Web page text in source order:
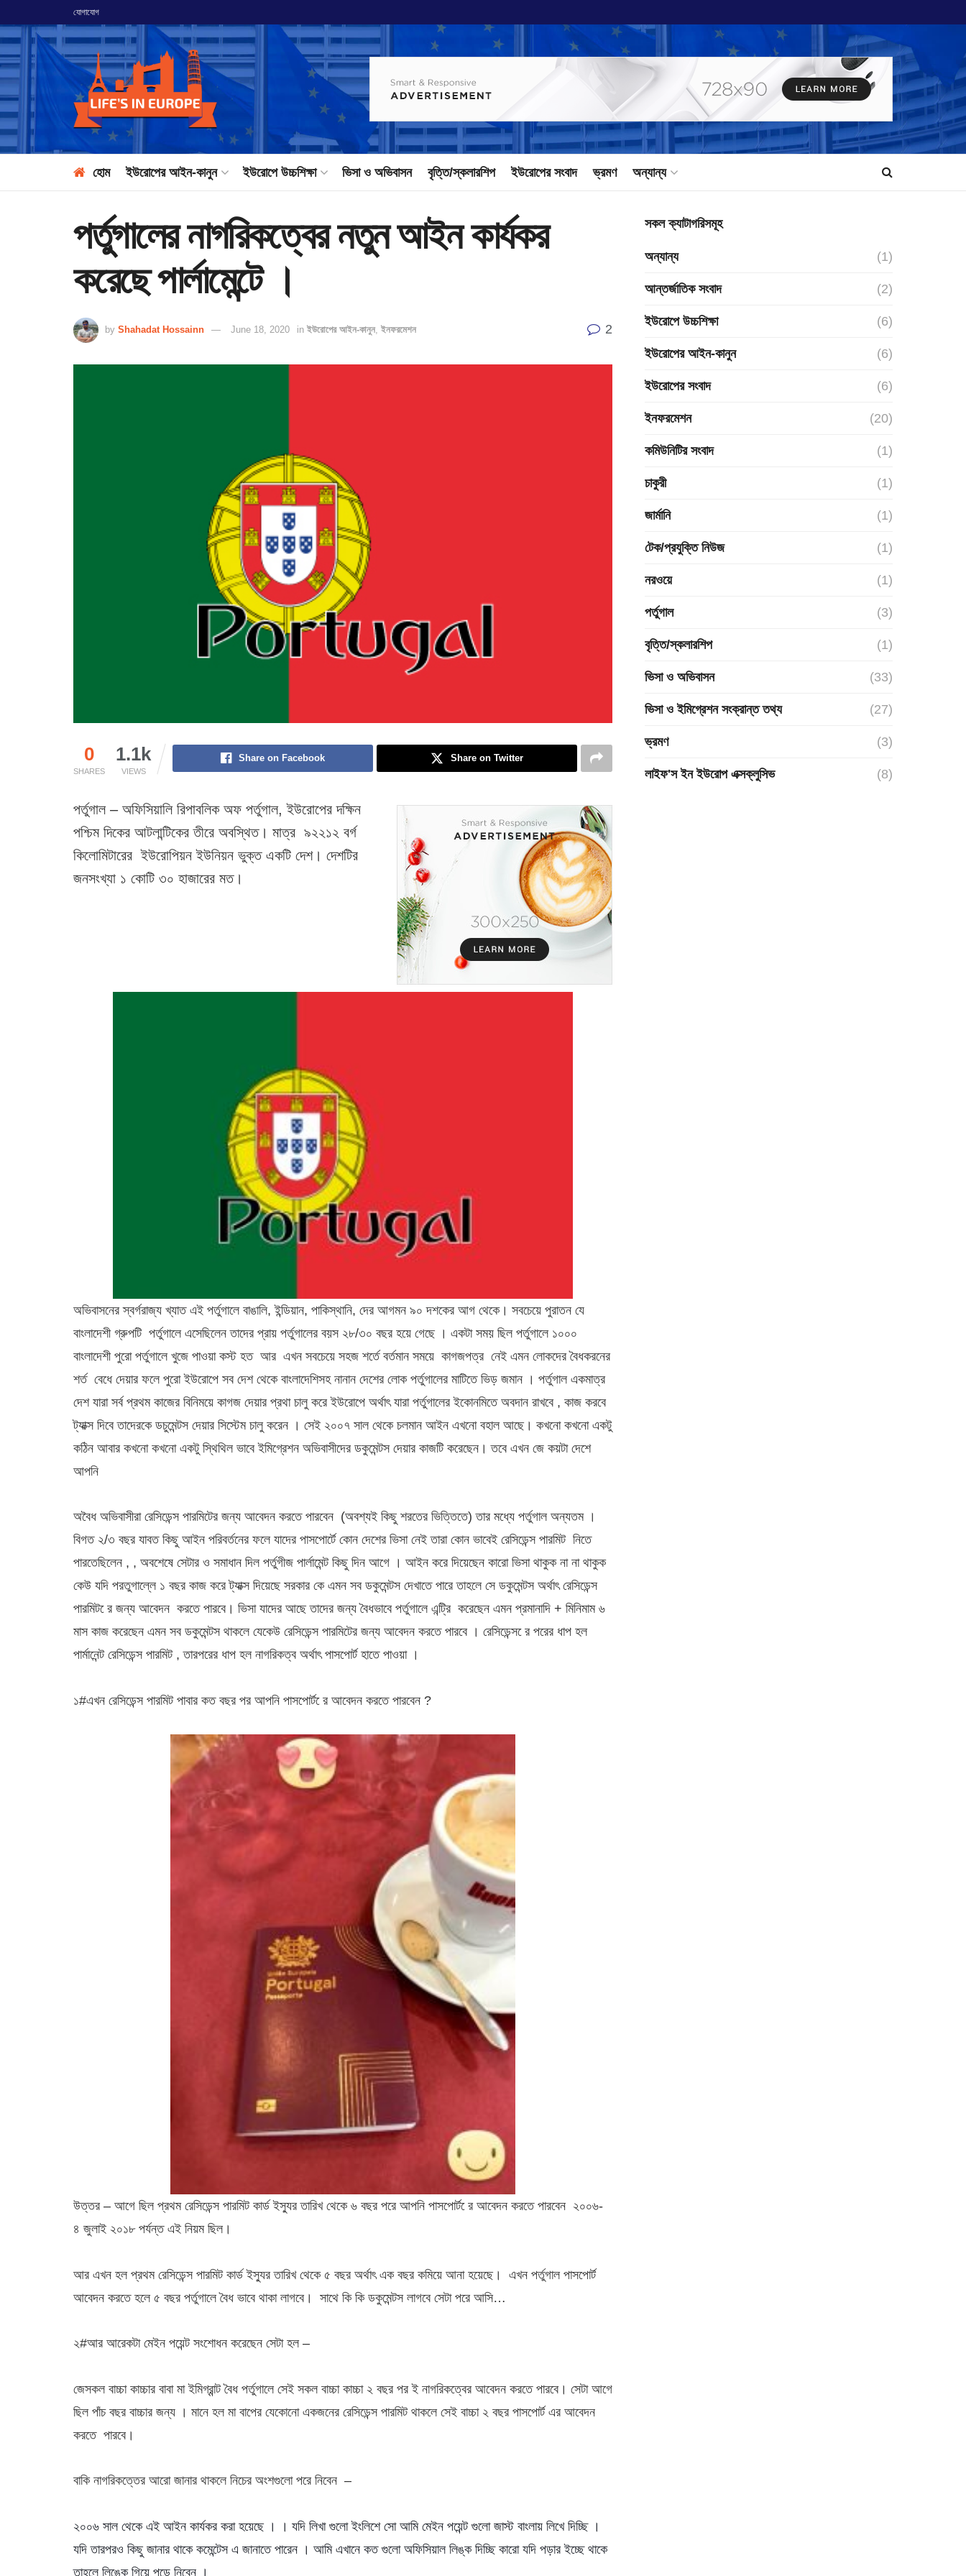
যোগাযোগ
হোম ইউরোপের আইন-কানুন ইউরোপে উচ্চশিক্ষা ভিসা ও অভিবাসন বৃত্তি/স্কলারশিপ ইউরোপের সংবাদ ভ্রমণ অন্যান্য
পর্তুগালের নাগরিকত্বের নতুন আইন কার্যকর
করেছে পার্লামেন্টে ।
by Shahadat Hossainn June 18, 2020 in ইউরোপের আইন-কানুন ইনফরমেশন 2
0
SHARES
1.1k
VIEWS
Share on Facebook Share on Twitter
পর্তুগাল – অফিসিয়ালি রিপাবলিক অফ পর্তুগাল, ইউরোপের দক্ষিন
পশ্চিম দিকের আটলান্টিকের তীরে অবস্থিত। মাত্র ৯২২১২ বর্গ
কিলোমিটারের ইউরোপিয়ন ইউনিয়ন ভুক্ত একটি দেশ। দেশটির
জনসংখ্যা ১ কোটি ৩০ হাজারের মত।
অভিবাসনের স্বর্গরাজ্য খ্যাত এই পর্তুগালে বাঙালি, ইন্ডিয়ান, পাকিস্থানি, দের আগমন ৯০ দশকের আগ থেকে। সবচেয়ে পুরাতন যে
বাংলাদেশী গ্রুপটি পর্তুগালে এসেছিলেন তাদের প্রায় পর্তুগালের বয়স ২৮/৩০ বছর হয়ে গেছে । একটা সময় ছিল পর্তুগালে ১০০০
বাংলাদেশী পুরো পর্তুগালে খুজে পাওয়া কস্ট হত আর এখন সবচেয়ে সহজ শর্তে বর্তমান সময়ে কাগজপত্র নেই এমন লোকদের বৈধকরনের
শর্ত বেধে দেয়ার ফলে পুরো ইউরোপে সব দেশ থেকে বাংলাদেশিসহ নানান দেশের লোক পর্তুগালের মাটিতে ভিড় জমান । পর্তুগাল একমাত্র
দেশ যারা সর্ব প্রথম কাজের বিনিময়ে কাগজ দেয়ার প্রথা চালু করে ইউরোপে অর্থাৎ যারা পর্তুগালের ইকোনমিতে অবদান রাখবে , কাজ করবে
ট্যাক্স দিবে তাদেরকে ডচুমেন্টস দেয়ার সিস্টেম চালু করেন । সেই ২০০৭ সাল থেকে চলমান আইন এখনো বহাল আছে। কখনো কখনো একটু
কঠিন আবার কখনো কখনো একটু স্থিথিল ভাবে ইমিগ্রেশন অভিবাসীদের ডকুমেন্টস দেয়ার কাজটি করেছেন। তবে এখন জে কয়টা দেশে
আপনি
অবৈধ অভিবাসীরা রেসিডেন্স পারমিটের জন্য আবেদন করতে পারবেন (অবশ্যই কিছু শরতের ভিত্তিতে) তার মধ্যে পর্তুগাল অন্যতম ।
বিগত ২/৩ বছর যাবত কিছু আইন পরিবর্তনের ফলে যাদের পাসপোর্টে কোন দেশের ভিসা নেই তারা কোন ভাবেই রেসিডেন্স পারমিট নিতে
পারতেছিলেন , , অবশেষে সেটার ও সমাধান দিল পর্তুগীজ পার্লামেন্ট কিছু দিন আগে । আইন করে দিয়েছেন কারো ভিসা থাকুক না না থাকুক
কেউ যদি পরতুগাল্লে ১ বছর কাজ করে ট্যাক্স দিয়েছে সরকার কে এমন সব ডকুমেন্টস দেখাতে পারে তাহলে সে ডকুমেন্টস অর্থাৎ রেসিডেন্স
পারমিট ের জন্য আবেদন করতে পারবে। ভিসা যাদের আছে তাদের জন্য বৈধভাবে পর্তুগালে এন্ট্রি করেছেন এমন প্রমানাদি + মিনিমাম ৬
মাস কাজ করেছেন এমন সব ডকুমেন্টস থাকলে যেকেউ রেসিডেন্স পারমিটের জন্য আবেদন করতে পারবে । রেসিডেন্স ের পরের ধাপ হল
পার্মানেন্ট রেসিডেন্স পারমিট , তারপরের ধাপ হল নাগরিকত্ব অর্থাৎ পাসপোর্ট হাতে পাওয়া ।
১#এখন রেসিডেন্স পারমিট পাবার কত বছর পর আপনি পাসপোর্ট ের আবেদন করতে পারবেন ?
উত্তর – আগে ছিল প্রথম রেসিডেন্স পারমিট কার্ড ইস্যুর তারিখ থেকে ৬ বছর পরে আপনি পাসপোর্ট ের আবেদন করতে পারবেন ২০০৬-
৪ জুলাই ২০১৮ পর্যন্ত এই নিয়ম ছিল।
আর এখন হল প্রথম রেসিডেন্স পারমিট কার্ড ইস্যুর তারিখ থেকে ৫ বছর অর্থাৎ এক বছর কমিয়ে আনা হয়েছে। এখন পর্তুগাল পাসপোর্ট
আবেদন করতে হলে ৫ বছর পর্তুগালে বৈধ ভাবে থাকা লাগবে। সাথে কি কি ডকুমেন্টস লাগবে সেটা পরে আসি…
২#আর আরেকটা মেইন পয়েন্ট সংশোধন করেছেন সেটা হল –
জেসকল বাচ্চা কাচ্চার বাবা মা ইমিগ্রান্ট বৈধ পর্তুগালে সেই সকল বাচ্চা কাচ্চা ২ বছর পর ই নাগরিকত্বের আবেদন করতে পারবে। সেটা আগে
ছিল পাঁচ বছর বাচ্চার জন্য । মানে হল মা বাপের যেকোনো একজনের রেসিডেন্স পারমিট থাকলে সেই বাচ্চা ২ বছর পাসপোর্ট এর আবেদন
করতে পারবে।
বাকি নাগরিকত্তের আরো জানার থাকলে নিচের অংশগুলো পরে নিবেন –
২০০৬ সাল থেকে এই আইন কার্যকর করা হয়েছে । । যদি লিখা গুলো ইংলিশে সো আমি মেইন পয়েন্ট গুলো জাস্ট বাংলায় লিখে দিচ্ছি ।
যদি তারপরও কিছু জানার থাকে কমেন্টেস এ জানাতে পারেন । আমি এখানে কত গুলো অফিসিয়াল লিঙ্ক দিচ্ছি কারো যদি পড়ার ইচ্ছে থাকে
তাহলে লিঙ্কে গিয়ে পড়ে নিবেন ।
সকল ক্যাটাগরিসমূহ
অন্যান্য (1)
আন্তর্জাতিক সংবাদ (2)
ইউরোপে উচ্চশিক্ষা (6)
ইউরোপের আইন-কানুন (6)
ইউরোপের সংবাদ (6)
ইনফরমেশন (20)
কমিউনিটির সংবাদ (1)
চাকুরী (1)
জার্মানি (1)
টেক/প্রযুক্তি নিউজ (1)
নরওয়ে (1)
পর্তুগাল (3)
বৃত্তি/স্কলারশিপ (1)
ভিসা ও অভিবাসন (33)
ভিসা ও ইমিগ্রেশন সংক্রান্ত তথ্য (27)
ভ্রমণ (3)
লাইফ'স ইন ইউরোপ এক্সক্লুসিভ (8)